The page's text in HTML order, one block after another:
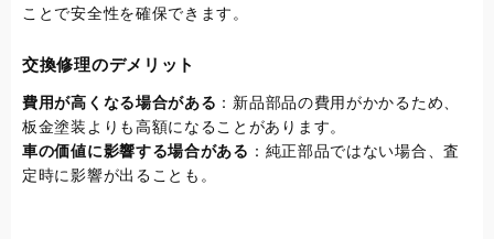
ことで安全性を確保できます。
交換修理のデメリット
費用が高くなる場合がある ：新品部品の費用がかかるため、
板金塗装よりも高額になることがあります。
車の価値に影響する場合がある ：純正部品ではない場合、査
定時に影響が出ることも。